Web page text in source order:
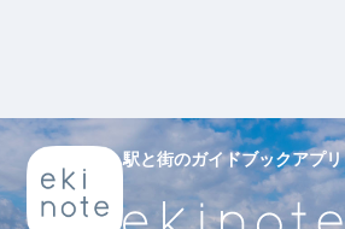
駅と街のガイドブックアプリ